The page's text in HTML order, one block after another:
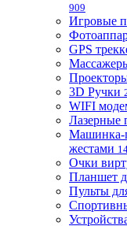
909
Игровые
GPS
3D Ручки
WIFI
Лазерные
Машинка-
жестами
Очки
Планшет
Пульты